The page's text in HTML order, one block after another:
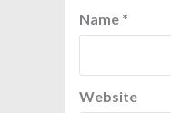
Name *
Website